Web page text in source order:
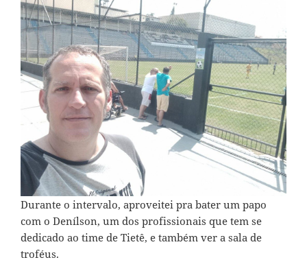
Durante o intervalo, aproveitei pra bater um papo
com o Denílson, um dos profissionais que tem se
dedicado ao time de Tietê, e também ver a sala de
troféus.